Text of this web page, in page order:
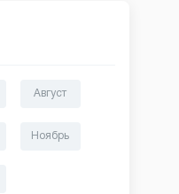
Август
Ноябрь